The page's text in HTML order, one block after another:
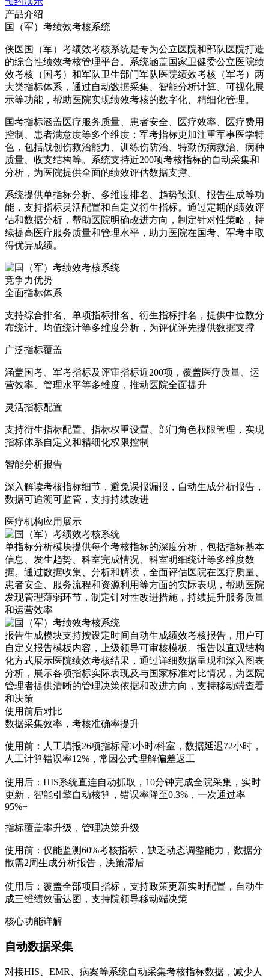
产品介绍
国（军）考绩效考核系统
侠医国（军）考绩效考核系统是专为公立医院和部队医院打造
的综合性绩效考核管理平台。系统涵盖国家卫健委公立医院绩
效考核（国考）和军队卫生部门军队医院绩效考核（军考）两
大类指标体系，通过自动数据采集、智能分析计算、可视化展
示等功能，帮助医院实现绩效考核的数字化、精细化管理。
国考指标涵盖医疗服务质量、患者安全、医疗效率、医疗费用
控制、患者满意度等多个维度；军考指标更加注重军事医学特
色，包括战创伤救治能力、训练伤防治、特勤伤病救治、病种
质量、收支结构等。系统支持近200项考核指标的自动采集和
分析，为医院提供全面的绩效评估数据支撑。
系统提供单指标分析、多维度排名、趋势预测、报告生成等功
能，支持指标灵活配置和自定义衍生指标。通过定期的绩效评
估和数据分析，帮助医院明确改进方向，制定针对性策略，持
续提高医疗服务质量和管理水平，助力医院在国考、军考中取
得优异成绩。
竞争力优势
全面指标体系
支持综合排名、单项指标排名、衍生指标排名，提供中位数分
布统计、均值统计等多维度分析，为评优评先提供数据支撑
广泛指标覆盖
涵盖国考、军考指标及评审指标近200项，覆盖医疗质量、运
营效率、管理水平等多维度，推动医院全面提升
灵活指标配置
支持衍生指标配置、指标权重设置、部门角色权限管理，实现
指标体系自定义和精细化权限控制
智能分析报告
深入解读考核指标细节，避免误报漏报，自动生成分析报告，
数据可追溯可监管，支持持续改进
医疗机构应用展示
单指标分析模块提供每个考核指标的深度分析，包括指标基本
信息、发生趋势、科室完成情况、科室明细统计等多维度数
据。通过数据收集、分析和解读，全面评估医院在医疗质量、
患者安全、服务流程和资源利用等方面的实际表现，帮助医院
发现管理薄弱环节，制定针对性改进措施，持续提升服务质量
和运营效率
报告生成模块支持按设定时间自动生成绩效考核报告，用户可
自定义报告模板内容，上级领导可审核模板。报告以直观结构
化方式展示医院绩效考核结果，通过详细数据呈现和深入图表
分析，展示各项指标实际表现及与国家标准对比情况，为医院
管理者提供清晰的管理决策依据和改进方向，支持移动端查看
和决策
使用前后对比
数据采集效率，考核准确率提升
使用前：人工填报26项指标需3小时/科室，数据延迟72小时，
人工计算错误率12%，常因公式理解偏差返工
使用后：HIS系统直连自动抓取，10分钟完成全院采集，实时
更新，智能引擎自动核算，错误率降至0.3%，一次通过率
95%+
指标覆盖率升级，管理决策升级
使用前：仅能监测60%考核指标，缺乏动态调整能力，数据分
散需2周生成分析报告，决策滞后
使用后：覆盖全部项目指标，支持政策更新实时配置，自动生
成三维绩效雷达图，支持院领导移动端决策
核心功能详解
自动数据采集
对接HIS、EMR、病案等系统自动采集考核指标数据，减少人